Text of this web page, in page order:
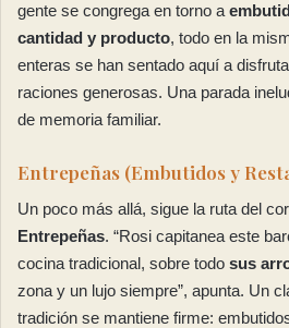
gente se congrega en torno a
cantidad y producto, todo en la
enteras se han sentado aquí a
raciones generosas. Una parada
de memoria familiar.
Entrepeñas (Embutidos y
Un poco más allá, sigue la ruta del
Entrepeñas. “Rosi capitanea este
cocina tradicional, sobre todo sus
zona y un lujo siempre”, apunta. Un
tradición se mantiene firme: